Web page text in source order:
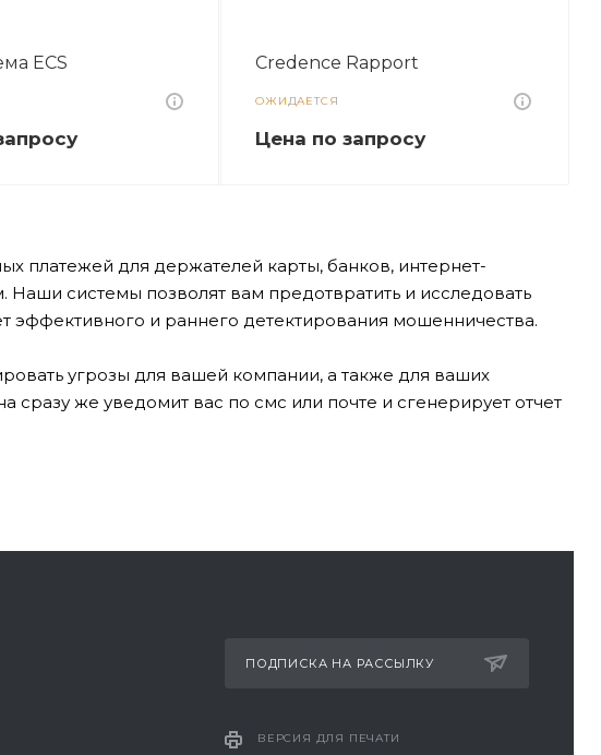
ECS
росу
Credence Rapport
ОЖИДАЕТСЯ
Цена по запросу
платежей для держателей карты, банков, интернет-
системы позволят вам предотвратить и исследовать
эффективного и раннего детектирования мошенничества.
угрозы для вашей компании, а также для ваших
сразу же уведомит вас по смс или почте и сгенерирует отчет
ПОДПИСКА НА РАССЫЛКУ
ВЕРСИЯ ДЛЯ ПЕЧАТИ